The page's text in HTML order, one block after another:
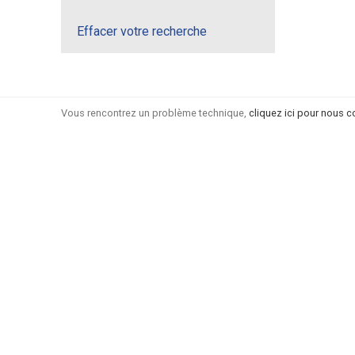
Effacer votre recherche
Vous rencontrez un problème technique, cliquez ici pour nous